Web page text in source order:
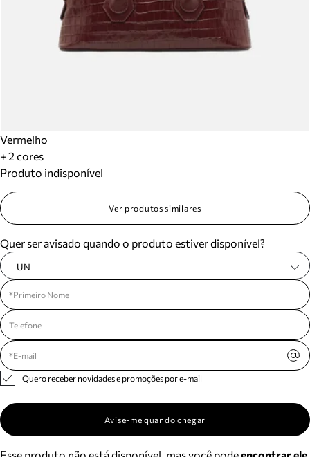
Vermelho
+ 2 cores
Produto indisponível
Ver produtos similares
Quer ser avisado quando o produto estiver disponível?
UN
Quero receber novidades e promoções por e-mail
Avise-me quando chegar